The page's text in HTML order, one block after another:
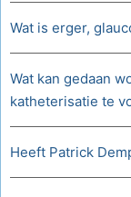
Wat is erger,
Wat kan gedaan
katheterisatie te
Heeft Patrick